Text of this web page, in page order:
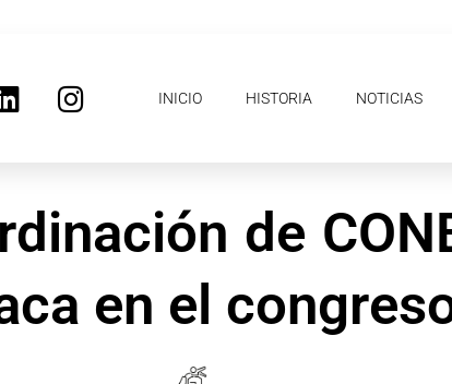
L
i
d
i
n
I
n
g
r
a
m
INICIO HISTORIA NOTICIAS
de
en el